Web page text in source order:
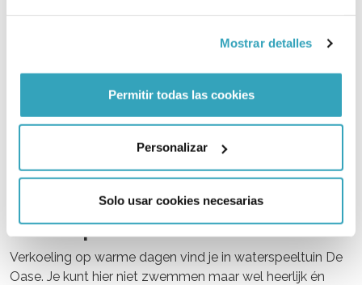
Mostrar detalles
Permitir todas las cookies
Personalizar
Solo usar cookies necesarias
Grote speeltuin
Waterspeeltuin
Verkoeling op warme dagen vind je in waterspeeltuin De
Oase. Je kunt hier niet zwemmen maar wel heerlijk én